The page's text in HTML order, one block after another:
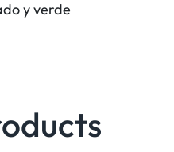
y verde